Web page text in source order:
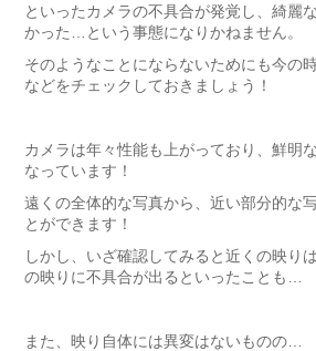
といったカメラの不具合が発覚し、綺麗
かった…という事態になりかねません。
そのようなことにならないためにも今の
などをチェックしておきましょう！
カメラは年々性能も上がっており、鮮明
なっています！
遠くの全体的な写真から、近い部分的な
とができます！
しかし、いざ確認してみると近くの映り
の映りに不具合が出るといったことも…
また、映り自体には異変はないものの…